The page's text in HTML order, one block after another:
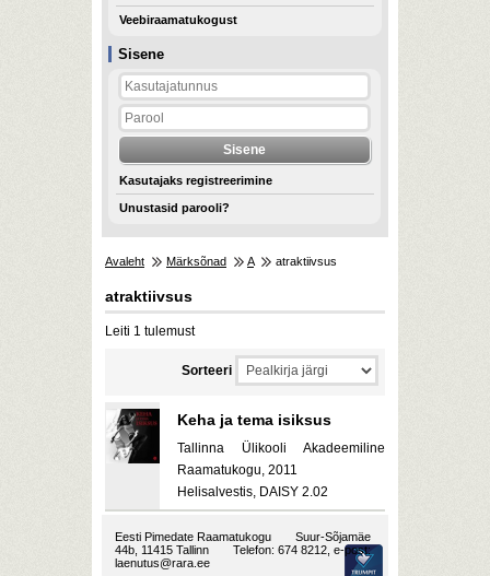
Sisene
Kasutajaks registreerimine
Unustasid parooli?
Veebiraamatukogust
Avaleht Märksõnad A atraktiivsus
atraktiivsus
Leiti 1 tulemust
Sorteeri
Keha ja tema isiksus
Tallinna Ülikooli Akadeemiline
Raamatukogu, 2011
Helisalvestis, DAISY 2.02
Eesti Pimedate Raamatukogu
Suur-Sõjamäe
44b, 11415 Tallinn
Telefon: 674 8212, e-post:
laenutus@rara.ee